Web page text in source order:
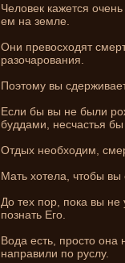
Человек кажется
ем на земле.
Они­ превосходят
разочаровани­я.
Поэтому вы
Если бы вы не были
буддами, несчастья
Отдых необходим,
Мать хотела, чтобы вы
До тех пор, пока вы не
познать Его.
Вода есть, просто она
направили по руслу.